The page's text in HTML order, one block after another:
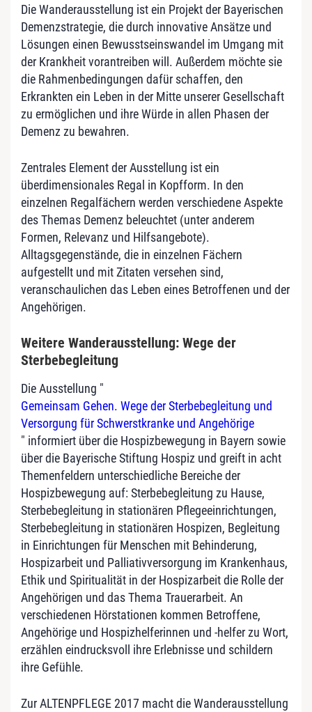
Die Wanderausstellung ist ein Projekt der Bayerischen
Demenzstrategie, die durch innovative Ansätze und
Lösungen einen Bewusstseinswandel im Umgang mit
der Krankheit vorantreiben will. Außerdem möchte sie
die Rahmenbedingungen dafür schaffen, den
Erkrankten ein Leben in der Mitte unserer Gesellschaft
zu ermöglichen und ihre Würde in allen Phasen der
Demenz zu bewahren.
Zentrales Element der Ausstellung ist ein
überdimensionales Regal in Kopfform. In den
einzelnen Regalfächern werden verschiedene Aspekte
des Themas Demenz beleuchtet (unter anderem
Formen, Relevanz und Hilfsangebote).
Alltagsgegenstände, die in einzelnen Fächern
aufgestellt und mit Zitaten versehen sind,
veranschaulichen das Leben eines Betroffenen und der
Angehörigen.
Weitere Wanderausstellung: Wege der
Sterbebegleitung
Die Ausstellung "
Gemeinsam Gehen. Wege der Sterbebegleitung und
Versorgung für Schwerstkranke und Angehörige
" informiert über die Hospizbewegung in Bayern sowie
über die Bayerische Stiftung Hospiz und greift in acht
Themenfeldern unterschiedliche Bereiche der
Hospizbewegung auf: Sterbebegleitung zu Hause,
Sterbebegleitung in stationären Pflegeeinrichtungen,
Sterbebegleitung in stationären Hospizen, Begleitung
in Einrichtungen für Menschen mit Behinderung,
Hospizarbeit und Palliativversorgung im Krankenhaus,
Ethik und Spiritualität in der Hospizarbeit die Rolle der
Angehörigen und das Thema Trauerarbeit. An
verschiedenen Hörstationen kommen Betroffene,
Angehörige und Hospizhelferinnen und -helfer zu Wort,
erzählen eindrucksvoll ihre Erlebnisse und schildern
ihre Gefühle.
Zur ALTENPFLEGE 2017 macht die Wanderausstellung